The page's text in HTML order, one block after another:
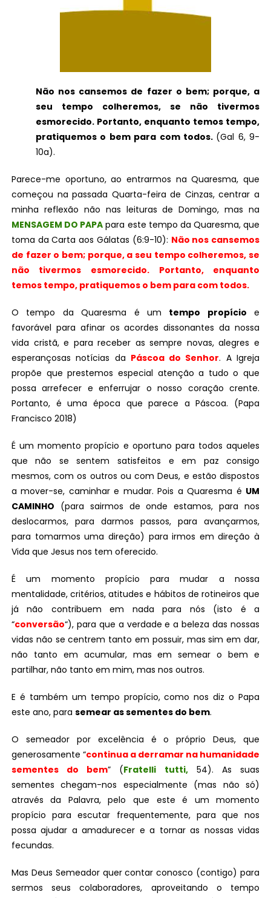
Não nos cansemos de fazer o bem; porque, a
seu tempo colheremos, se não tivermos
esmorecido. Portanto, enquanto temos tempo,
pratiquemos o bem para com todos. (Gal 6, 9-
10a).
Parece-me oportuno, ao entrarmos na Quaresma, que
começou na passada Quarta-feira de Cinzas, centrar a
minha reflexão não nas leituras de Domingo, mas na
MENSAGEM DO PAPA para este tempo da Quaresma, que
toma da Carta aos Gálatas (6:9-10): Não nos cansemos
de fazer o bem; porque, a seu tempo colheremos, se
não tivermos esmorecido. Portanto, enquanto
temos tempo, pratiquemos o bem para com todos.
O tempo da Quaresma é um tempo propício e
favorável para afinar os acordes dissonantes da nossa
vida cristã, e para receber as sempre novas, alegres e
esperançosas notícias da Páscoa do Senhor. A Igreja
propõe que prestemos especial atenção a tudo o que
possa arrefecer e enferrujar o nosso coração crente.
Portanto, é uma época que parece a Páscoa. (Papa
Francisco 2018)
É um momento propício e oportuno para todos aqueles
que não se sentem satisfeitos e em paz consigo
mesmos, com os outros ou com Deus, e estão dispostos
a mover-se, caminhar e mudar. Pois a Quaresma é UM
CAMINHO (para sairmos de onde estamos, para nos
deslocarmos, para darmos passos, para avançarmos,
para tomarmos uma direção) para irmos em direção à
Vida que Jesus nos tem oferecido.
É um momento propício para mudar a nossa
mentalidade, critérios, atitudes e hábitos de rotineiros que
já não contribuem em nada para nós (isto é a
“conversão“), para que a verdade e a beleza das nossas
vidas não se centrem tanto em possuir, mas sim em dar,
não tanto em acumular, mas em semear o bem e
partilhar, não tanto em mim, mas nos outros.
E é também um tempo propício, como nos diz o Papa
este ano, para semear as sementes do bem.
O semeador por excelência é o próprio Deus, que
generosamente “continua a derramar na humanidade
sementes do bem” (Fratelli tutti,54). As suas
sementes chegam-nos especialmente (mas não só)
através da Palavra, pelo que este é um momento
propício para escutar frequentemente, para que nos
possa ajudar a amadurecer e a tornar as nossas vidas
fecundas.
Mas Deus Semeador quer contar conosco (contigo) para
sermos seus colaboradores, aproveitando o tempo